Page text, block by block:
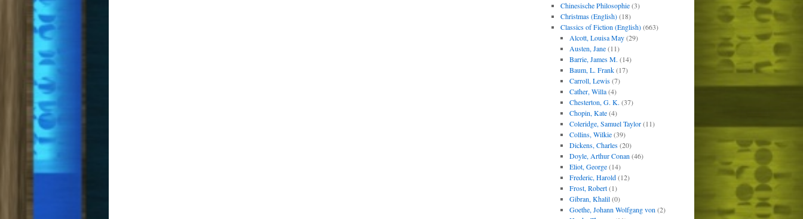
Chinesische Philosophie(3)
Christmas (English)(18)
Classics of Fiction (English)(663)
Alcott, Louisa May(29)
Austen, Jane(11)
Barrie, James M. (14)
Baum, L. Frank(17)
Carroll, Lewis(7)
Cather, Willa(4)
Chesterton, G. K. (37)
Chopin, Kate(4)
Coleridge, Samuel Taylor(11)
Collins, Wilkie(39)
Dickens, Charles(20)
Doyle, Arthur Conan (46)
Eliot, George(14)
Frederic, Harold(12)
Frost, Robert(1)
Gibran, Khalil(0)
Goethe, Johann Wolfgang von (2)